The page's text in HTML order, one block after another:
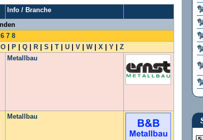
Info / Branche
6 7 8
O P Q R S T U V W| X Y
Z
Metallbau
Metallbau